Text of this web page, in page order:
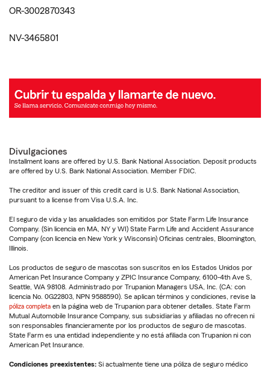
OR-3002870343
NV-3465801
Divulgaciones
Installment loans are offered by U.S. Bank National Association. Deposit products
are offered by U.S. Bank National Association. Member FDIC.
The creditor and issuer of this credit card is U.S. Bank National Association,
pursuant to a license from Visa U.S.A. Inc.
El seguro de vida y las anualidades son emitidos por State Farm Life Insurance
Company. (Sin licencia en MA, NY y WI) State Farm Life and Accident Assurance
Company (con licencia en New York y Wisconsin) Oficinas centrales, Bloomington,
Illinois.
Los productos de seguro de mascotas son suscritos en los Estados Unidos por
American Pet Insurance Company y ZPIC Insurance Company, 6100-4th Ave S,
Seattle, WA 98108. Administrado por Trupanion Managers USA, Inc. (CA: con
licencia No. 0G22803, NPN 9588590). Se aplican términos y condiciones, revise la
póliza completa en la página web de Trupanion para obtener detalles. State Farm
Mutual Automobile Insurance Company, sus subsidiarias y afiliadas no ofrecen ni
son responsables financieramente por los productos de seguro de mascotas.
State Farm es una entidad independiente y no está afiliada con Trupanion ni con
American Pet Insurance.
Condiciones preexistentes: Si actualmente tiene una póliza de seguro médico